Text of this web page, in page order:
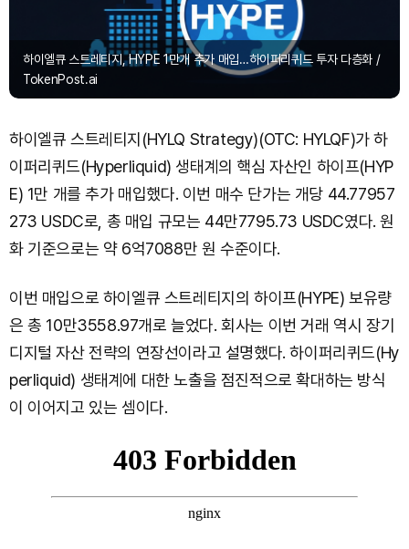
하이엘큐 스트레티지, HYPE 1만개 추가 매입…하이퍼리퀴드 투자 다층화 /
TokenPost.ai
하이엘큐 스트레티지(HYLQ Strategy)(OTC: HYLQF)가 하
이퍼리퀴드(Hyperliquid) 생태계의 핵심 자산인 하이프(HYP
E) 1만 개를 추가 매입했다. 이번 매수 단가는 개당 44.77957
273 USDC로, 총 매입 규모는 44만7795.73 USDC였다. 원
화 기준으로는 약 6억7088만 원 수준이다.
이번 매입으로 하이엘큐 스트레티지의 하이프(HYPE) 보유량
은 총 10만3558.97개로 늘었다. 회사는 이번 거래 역시 장기
디지털 자산 전략의 연장선이라고 설명했다. 하이퍼리퀴드(Hy
perliquid) 생태계에 대한 노출을 점진적으로 확대하는 방식
이 이어지고 있는 셈이다.